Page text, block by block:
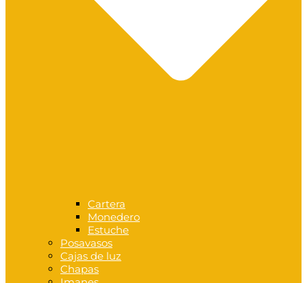
Cartera
Monedero
Estuche
Posavasos
Cajas de luz
Chapas